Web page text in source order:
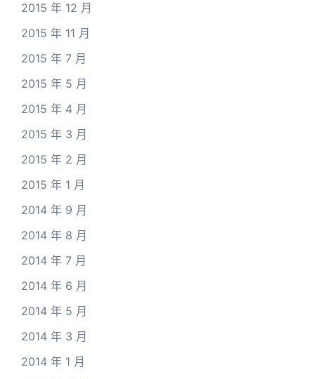
2015 年 12 月
2015 年 11 月
2015 年 7 月
2015 年 5 月
2015 年 4 月
2015 年 3 月
2015 年 2 月
2015 年 1 月
2014 年 9 月
2014 年 8 月
2014 年 7 月
2014 年 6 月
2014 年 5 月
2014 年 3 月
2014 年 1 月